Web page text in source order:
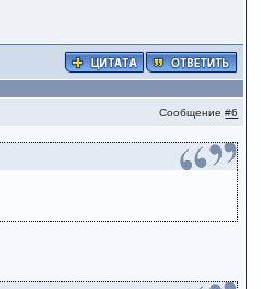
Сообщение#6